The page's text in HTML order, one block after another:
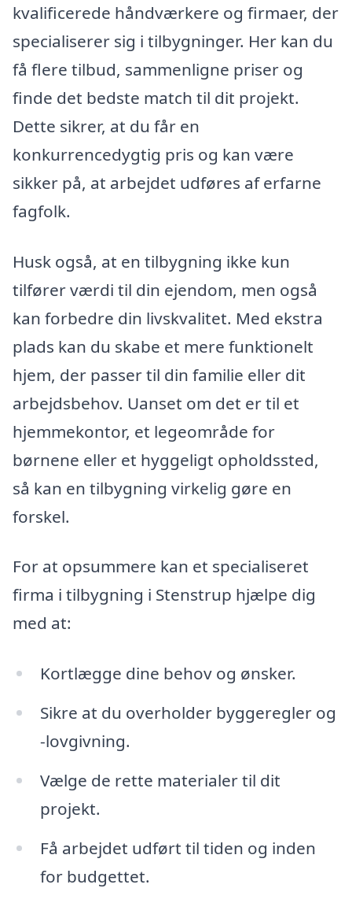
kvalificerede håndværkere og firmaer, der
specialiserer sig i tilbygninger. Her kan du
få flere tilbud, sammenligne priser og
finde det bedste match til dit projekt.
Dette sikrer, at du får en
konkurrencedygtig pris og kan være
sikker på, at arbejdet udføres af erfarne
fagfolk.
Husk også, at en tilbygning ikke kun
tilfører værdi til din ejendom, men også
kan forbedre din livskvalitet. Med ekstra
plads kan du skabe et mere funktionelt
hjem, der passer til din familie eller dit
arbejdsbehov. Uanset om det er til et
hjemmekontor, et legeområde for
børnene eller et hyggeligt opholdssted,
så kan en tilbygning virkelig gøre en
forskel.
For at opsummere kan et specialiseret
firma i tilbygning i Stenstrup hjælpe dig
med at:
Kortlægge dine behov og ønsker.
Sikre at du overholder byggeregler og
-lovgivning.
Vælge de rette materialer til dit
projekt.
Få arbejdet udført til tiden og inden
for budgettet.